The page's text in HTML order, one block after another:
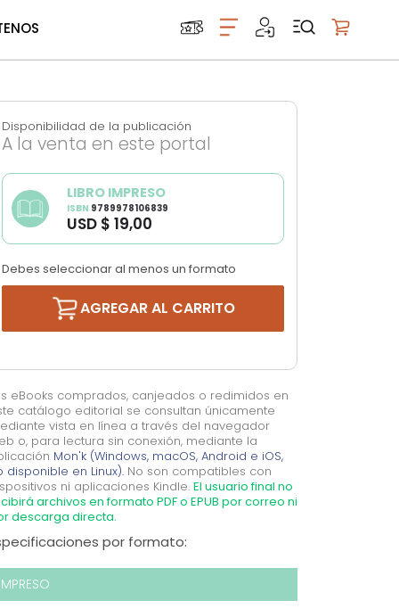
Disponibilidad de la publicación
A la venta en este portal
LIBRO IMPRESO
ISBN 9789978106839
USD $ 19,00
Debes seleccionar al menos un formato
AGREGAR AL CARRITO
eBooks comprados, canjeados o redimidos en
catálogo editorial se consultan únicamente
vista en línea a través del navegador
o, para lectura sin conexión, mediante la
Mon'k (Windows, macOS, Android e iOS,
disponible en Linux).No son compatibles con
ni aplicaciones Kindle. El usuario final no
archivos en formato PDF o EPUB por correo ni
descarga directa.
por formato: